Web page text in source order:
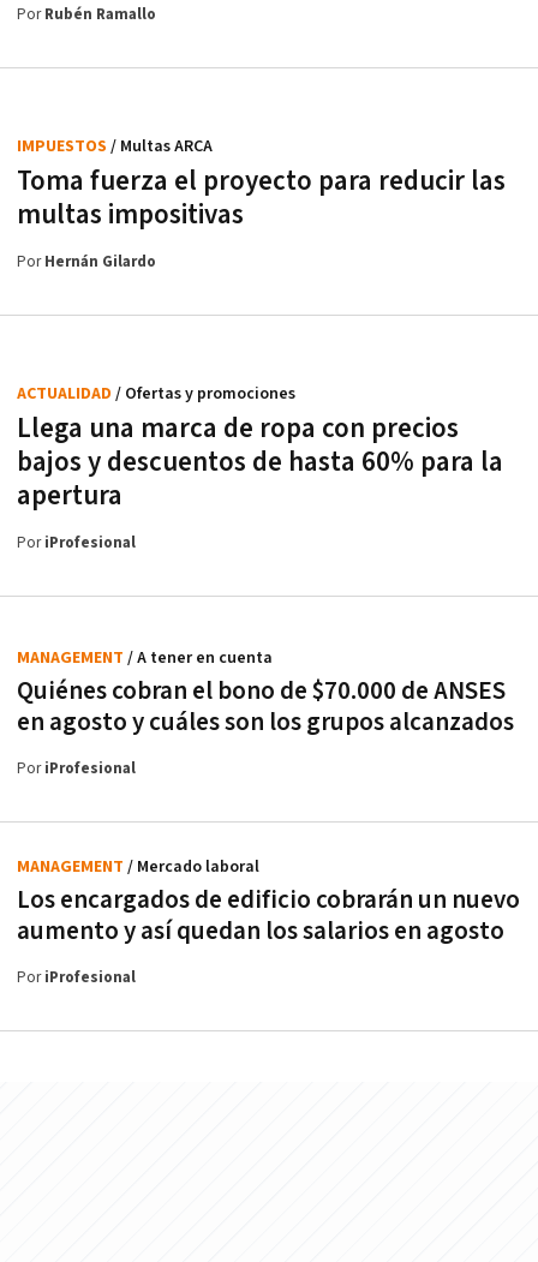
PorRubén Ramallo
Toma fuerza el proyecto para reducir las
multas impositivas
IMPUESTOS / Multas ARCA
PorHernán Gilardo
Llega una marca de ropa con precios
bajos y descuentos de hasta 60% para la
apertura
ACTUALIDAD / Ofertas y promociones
PoriProfesional
Quiénes cobran el bono de $70.000 de ANSES
en agosto y cuáles son los grupos alcanzados
MANAGEMENT / A tener en cuenta
PoriProfesional
Los encargados de edificio cobrarán un nuevo
aumento y así quedan los salarios en agosto
MANAGEMENT / Mercado laboral
PoriProfesional